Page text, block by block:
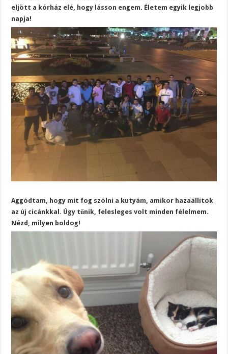
eljött a kórház elé, hogy lásson engem. Életem egyik legjobb
napja!
Aggódtam, hogy mit fog szólni a kutyám, amikor hazaállítok
az új cicánkkal. Úgy tűnik, felesleges volt minden félelmem.
Nézd, milyen boldog!